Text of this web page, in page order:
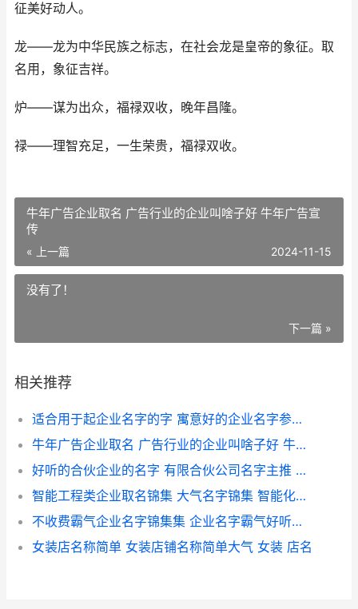
征美好动人。
龙——龙为中华民族之标志，在社会龙是皇帝的象征。取
名用，象征吉祥。
炉——谋为出众，福禄双收，晚年昌隆。
禄——理智充足，一生荣贵，福禄双收。
牛年广告企业取名 广告行业的企业叫啥子好 牛年广告宣
传
« 上一篇 2024-11-15
没有了！
下一篇 »
相关推荐
适合用于起企业名字的字 寓意好的企业名字参考 适合企业注册的名字
牛年广告企业取名 广告行业的企业叫啥子好 牛年广告宣传
好听的合伙企业的名字 有限合伙公司名字主推 合伙企业名称怎么起名
智能工程类企业取名锦集 大气名字锦集 智能化工程企业
不收费霸气企业名字锦集集 企业名字霸气好听的 不花钱的公司活动
女装店名称简单 女装店铺名称简单大气 女装 店名